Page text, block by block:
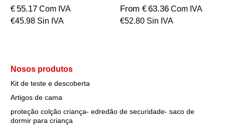
€ 55.17 Com IVA
€45.98 Sin IVA
From €63.36 Com IVA
€52.80 Sin IVA
Nosos produtos
Kit de teste e descoberta
Artigos de cama
proteção colção criança- edredão de securidade- saco de
dormir para criança